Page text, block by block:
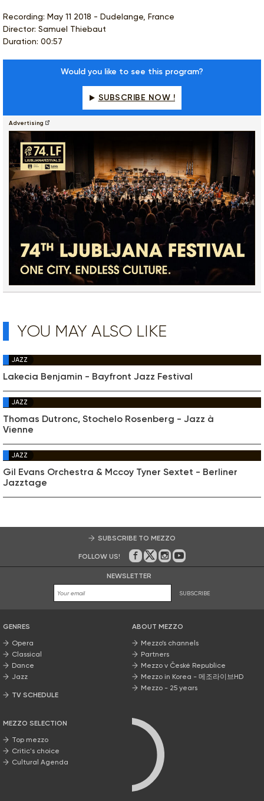
Recording: May 11 2018 - Dudelange, France
Director: Samuel Thiebaut
Duration: 00:57
Would you like to see this program?
SUBSCRIBE NOW !
Advertising
YOU MAY ALSO LIKE
JAZZ
Lakecia Benjamin - Bayfront Jazz Festival
JAZZ
Thomas Dutronc, Stochelo Rosenberg - Jazz à
Vienne
JAZZ
Gil Evans Orchestra & Mccoy Tyner Sextet - Berliner
Jazztage
SUBSCRIBE TO MEZZO
FOLLOW US! On Facebook
on Twitter
on Instagram
on Youtube
NEWSLETTER
SUBSCRIBE
GENRES
Opera
Classical
Dance
Jazz
TV SCHEDULE
MEZZO SELECTION
Top mezzo
Critic's choice
Cultural Agenda
ABOUT MEZZO
Mezzo’s channels
Partners
Mezzo v České Republice
Mezzo in Korea - 메조라이브HD
Mezzo - 25 years